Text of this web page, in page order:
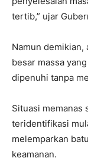
tertib,” ujar
Namun
besar massa
dipenuhi tanpa
Situasi memanas
teridentifikasi
melemparkan
keamanan.